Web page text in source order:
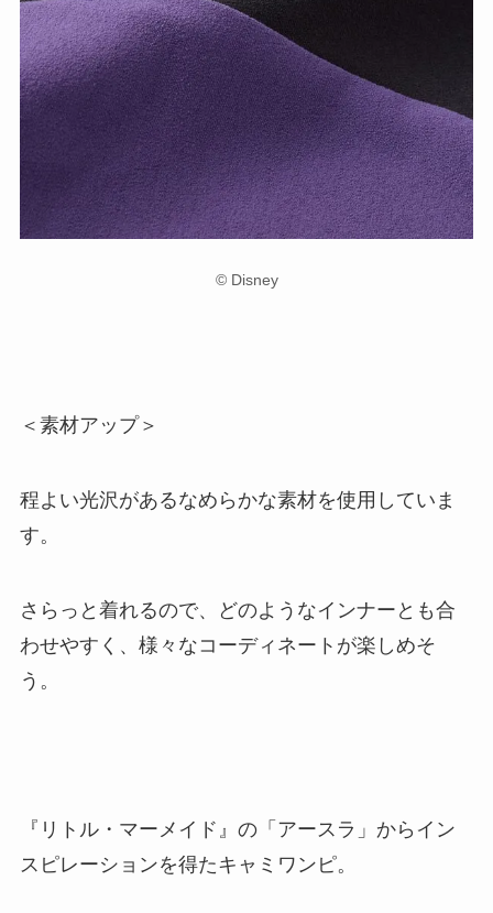
© Disney
＜素材アップ＞
程よい光沢があるなめらかな素材を使用していま
す。
さらっと着れるので、どのようなインナーとも合
わせやすく、様々なコーディネートが楽しめそ
う。
『リトル・マーメイド』の「アースラ」からイン
スピレーションを得たキャミワンピ。